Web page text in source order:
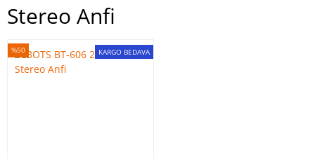
Stereo Anfi
KARGO BEDAVA
%50